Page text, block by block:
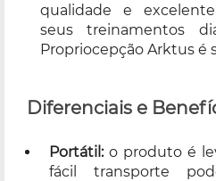
qualidade e
seus treinamentos
Propriocepção Arktus é
Diferenciais e
Portátil:o produto é
fácil transporte